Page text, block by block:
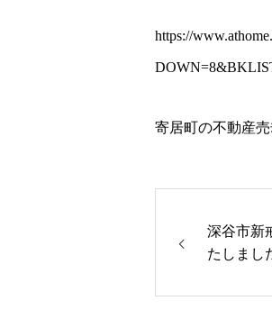
https://
寄居町の不動産
深谷市新
たしまし